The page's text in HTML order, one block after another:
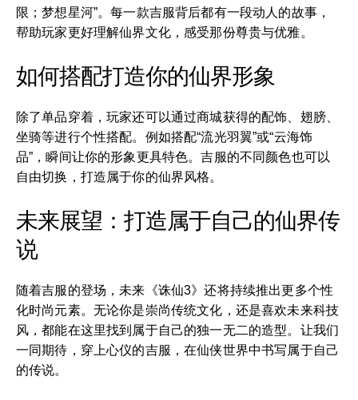
限；梦想星河”。每一款吉服背后都有一段动人的故事，
帮助玩家更好理解仙界文化，感受那份尊贵与优雅。
如何搭配打造你的仙界形象
除了单品穿着，玩家还可以通过商城获得的配饰、翅膀、
坐骑等进行个性搭配。例如搭配“流光羽翼”或“云海饰
品”，瞬间让你的形象更具特色。吉服的不同颜色也可以
自由切换，打造属于你的仙界风格。
未来展望：打造属于自己的仙界传
说
随着吉服的登场，未来《诛仙3》还将持续推出更多个性
化时尚元素。无论你是崇尚传统文化，还是喜欢未来科技
风，都能在这里找到属于自己的独一无二的造型。让我们
一同期待，穿上心仪的吉服，在仙侠世界中书写属于自己
的传说。